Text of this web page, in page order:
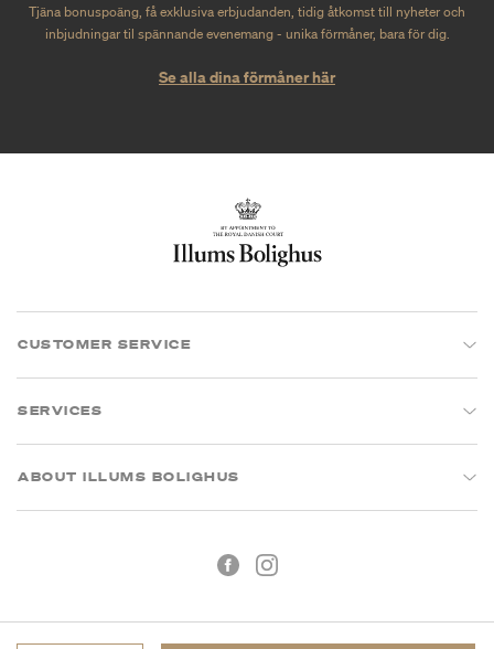
Tjäna bonuspoäng, få exklusiva erbjudanden, tidig åtkomst till nyheter och
inbjudningar til spännande evenemang - unika förmåner, bara för dig.
Se alla dina förmåner här
CUSTOMER SERVICE
SERVICES
ABOUT ILLUMS BOLIGHUS